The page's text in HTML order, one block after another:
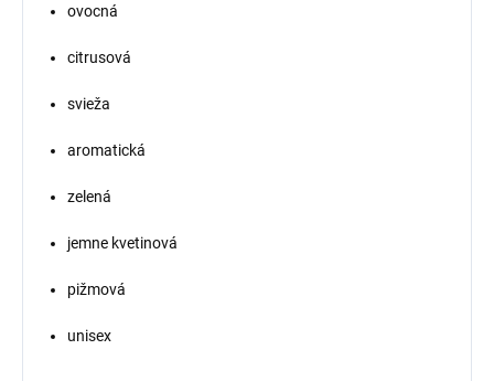
ovocná
citrusová
svieža
aromatická
zelená
jemne kvetinová
pižmová
unisex